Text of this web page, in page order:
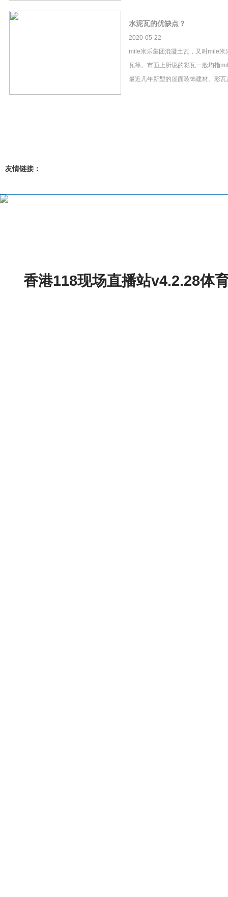
水泥瓦的优缺点？
2020-05-22
mile米乐集团混凝土瓦，又叫mile米
瓦等。市面上所说的彩瓦一般均指
最近几年新型的屋面装饰建材。彩
友情链接：
香港118现场直播站v4.2.28体